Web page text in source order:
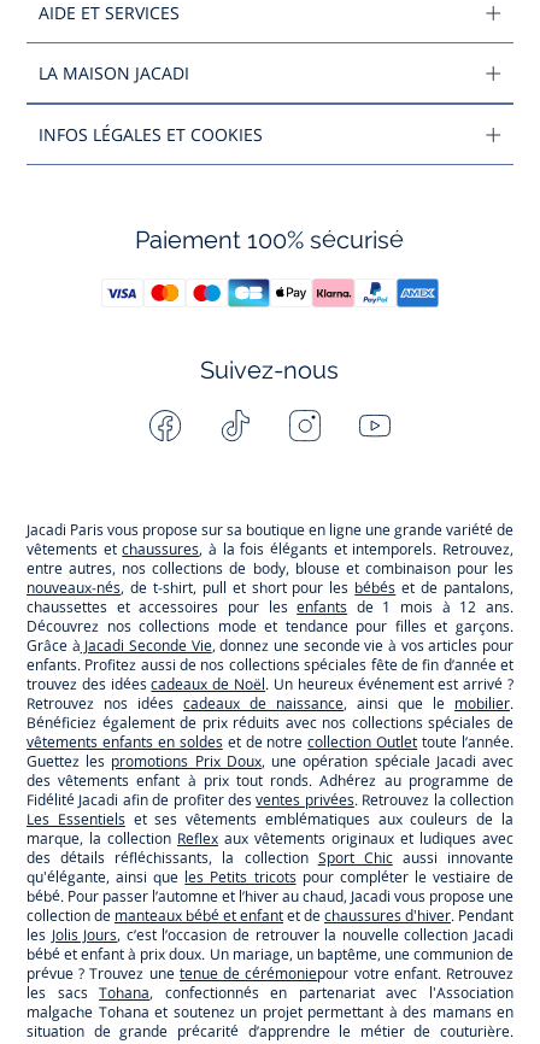
AIDE ET SERVICES
LA MAISON JACADI
INFOS LÉGALES ET COOKIES
Paiement 100% sécurisé
Suivez-nous
Facebook Tiktok InstagramYoutube
Jacadi Paris vous propose sur sa boutique en ligne une grande variété de
vêtements etchaussures, à la fois élégants et intemporels. Retrouvez,
entre autres, nos collections de body, blouse et combinaison pour les
nouveaux-nés, de t-shirt, pull et short pour les bébés et de pantalons,
chaussettes et accessoires pour lesenfants de 1 mois à 12 ans.
Découvrez nos collections mode et tendance pour filles et garçons.
Grâce à Jacadi Seconde Vie, donnez une seconde vie à vos articles pour
enfants. Profitez aussi de nos collections spéciales fête de fin d’année et
trouvez des idéescadeaux de Noël. Un heureux événement est arrivé ?
Retrouvez nos idées cadeaux de naissance, ainsi que le mobilier.
Bénéficiez également de prix réduits avec nos collections spéciales de
vêtements enfants en soldeset de notrecollection Outlet toute l’année.
Guettez les promotions Prix Doux, une opération spéciale Jacadi avec
des vêtements enfant à prix tout ronds. Adhérez au programme de
Fidélité Jacadi afin de profiter desventes privées. Retrouvez la collection
Les Essentielset ses vêtements emblématiques aux couleurs de la
marque, la collection Reflex aux vêtements originaux et ludiques avec
des détails réfléchissants, la collection Sport Chicaussi innovante
qu'élégante, ainsi que les Petits tricotspour compléter le vestiaire de
bébé. Pour passer l’automne et l’hiver au chaud, Jacadi vous propose une
collection de manteaux bébé et enfantet dechaussures d'hiver. Pendant
les Jolis Jours, c’est l’occasion de retrouver la nouvelle collection Jacadi
bébé et enfant à prix doux. Un mariage, un baptême, une communion de
prévue ? Trouvez une tenue de cérémoniepour votre enfant. Retrouvez
les sacsTohana, confectionnés en partenariat avec l'Association
malgache Tohana et soutenez un projet permettant à des mamans en
situation de grande précarité d’apprendre le métier de couturière.